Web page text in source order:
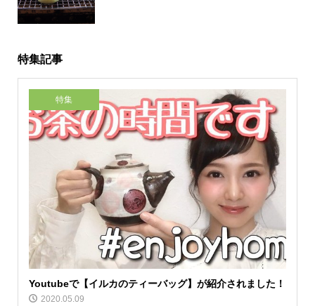
特集記事
特集
Youtubeで【イルカのティーバッグ】が紹介されました！
2020.05.09